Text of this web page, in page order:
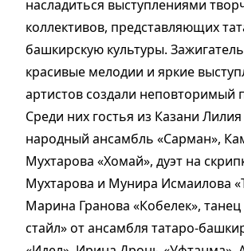
насладиться выступлениями
коллективов, представляющих
башкирскую культуры.
красивые мелодии и яркие
артистов создали неповторимый
Среди них гостья из Казани
народный ансамбль «Сарман»,
Мухтарова «Хомай», дуэт на
Мухтарова и Мунира Исмаилова
Марина Гранова «Кобелек», танец
стайл» от ансамбля татаро-